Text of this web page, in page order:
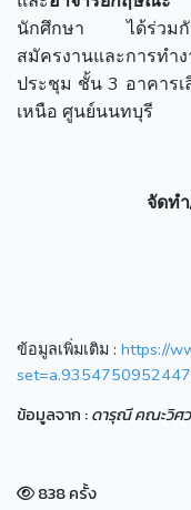
นักศึกษา ได้ร่วมกัน
สมัครงานและการท
ประชุม ชั้น 3 อาคาร
เหนือ ศูนย์นนทบุรี
จัดท
ข้อมูลเพิ่มเติม : https://
ข้อมูลจาก :ดารุณี คณะวิศ
838 ครั้ง